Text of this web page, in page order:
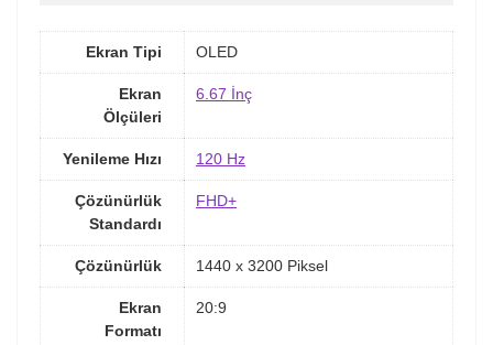
Ekran Tipi OLED
Ekran
Ölçüleri
6.67 İnç
Yenileme Hızı 120 Hz
Çözünürlük
Standardı
FHD+
Çözünürlük 1440 x 3200 Piksel
Ekran
Formatı
20:9